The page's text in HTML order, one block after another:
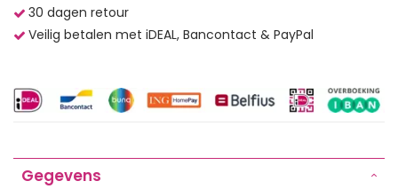
30 dagen retour
Veilig betalen met iDEAL, Bancontact & PayPal
Gegevens